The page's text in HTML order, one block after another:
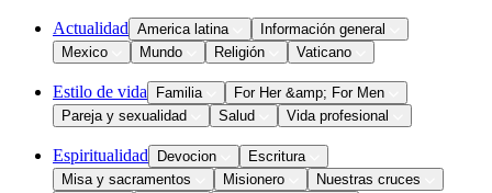
Actualidad America latina
Información general
Mexico
Mundo Religión Vaticano
Estilo de vida Familia
For Her &amp; For Men
Pareja y sexualidad
Salud Vida profesional
Espiritualidad Devocion
Escritura
Misa y sacramentos
Misionero
Nuestras cruces